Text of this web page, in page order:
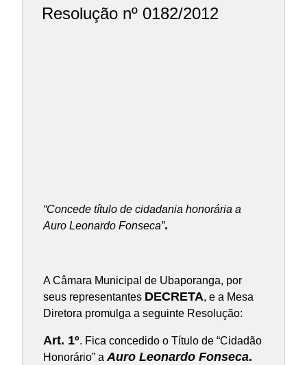
Resolução nº 0182/2012
“Concede título de cidadania honorária a
Auro Leonardo Fonseca”.
A Câmara Municipal de Ubaporanga, por
seus representantes DECRETA, e a Mesa
Diretora promulga a seguinte Resolução:
Art. 1º. Fica concedido o Título de “Cidadão
Honorário” a Auro Leonardo Fonseca.